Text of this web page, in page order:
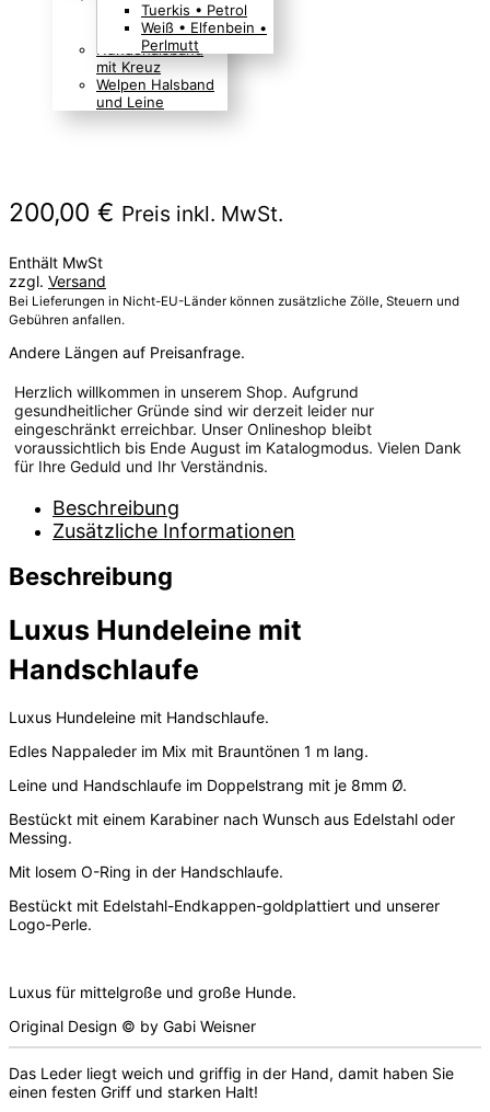
Boho Indianer
Hippie Look
Hundehalsband
mit Kreuz
Welpen Halsband
und Leine
Tuerkis • Petrol
Weiß • Elfenbein •
Perlmutt
200,00 € Preis inkl. MwSt.
Enthält MwSt
zzgl. Versand
Bei Lieferungen in Nicht-EU-Länder können zusätzliche Zölle, Steuern und
Gebühren anfallen.
Andere Längen auf Preisanfrage.
Herzlich willkommen in unserem Shop. Aufgrund
gesundheitlicher Gründe sind wir derzeit leider nur
eingeschränkt erreichbar. Unser Onlineshop bleibt
voraussichtlich bis Ende August im Katalogmodus. Vielen Dank
für Ihre Geduld und Ihr Verständnis.
Beschreibung
Zusätzliche Informationen
Beschreibung
Luxus Hundeleine mit
Handschlaufe
Luxus Hundeleine mit Handschlaufe.
Edles Nappaleder im Mix mit Brauntönen 1 m lang.
Leine und Handschlaufe im Doppelstrang mit je 8mm Ø.
Bestückt mit einem Karabiner nach Wunsch aus Edelstahl oder
Messing.
Mit losem O-Ring in der Handschlaufe.
Bestückt mit Edelstahl-Endkappen-goldplattiert und unserer
Logo-Perle.
Luxus für mittelgroße und große Hunde.
Original Design © by Gabi Weisner
Das Leder liegt weich und griffig in der Hand, damit haben Sie
einen festen Griff und starken Halt!